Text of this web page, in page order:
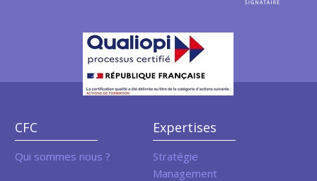
CFC
Qui sommes nous ?
Expertises
Stratégie
Management